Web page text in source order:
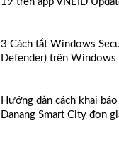
3 Cách tắt Windows
Defender) trên
Hướng dẫn cách khai
Danang Smart City đơn